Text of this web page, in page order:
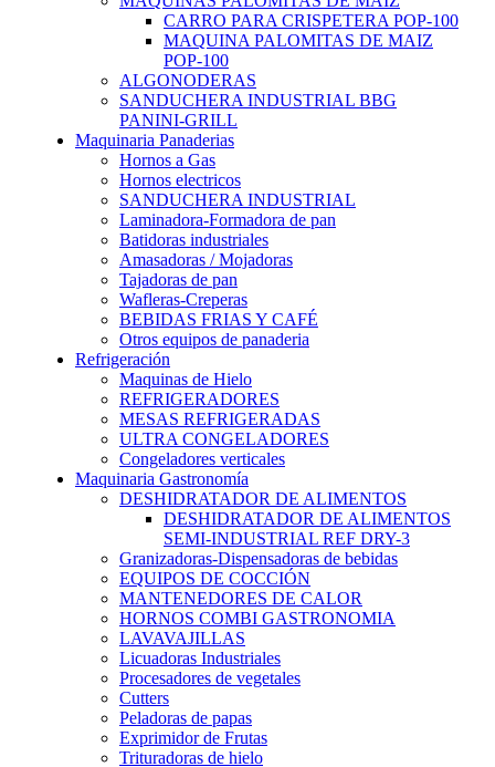
CARRO PARA CRISPETERA POP-100
MAQUINA PALOMITAS DE MAIZ
POP-100
ALGONODERAS
SANDUCHERA INDUSTRIAL BBG
PANINI-GRILL
Maquinaria Panaderias
Hornos a Gas
Hornos electricos
SANDUCHERA INDUSTRIAL
Laminadora-Formadora de pan
Batidoras industriales
Amasadoras / Mojadoras
Tajadoras de pan
Wafleras-Creperas
BEBIDAS FRIAS Y CAFÉ
Otros equipos de panaderia
Refrigeración
Maquinas de Hielo
REFRIGERADORES
MESAS REFRIGERADAS
ULTRA CONGELADORES
Congeladores verticales
Maquinaria Gastronomía
DESHIDRATADOR DE ALIMENTOS
DESHIDRATADOR DE ALIMENTOS
SEMI-INDUSTRIAL REF DRY-3
Granizadoras-Dispensadoras de bebidas
EQUIPOS DE COCCIÓN
MANTENEDORES DE CALOR
HORNOS COMBI GASTRONOMIA
LAVAVAJILLAS
Licuadoras Industriales
Procesadores de vegetales
Cutters
Peladoras de papas
Exprimidor de Frutas
Trituradoras de hielo